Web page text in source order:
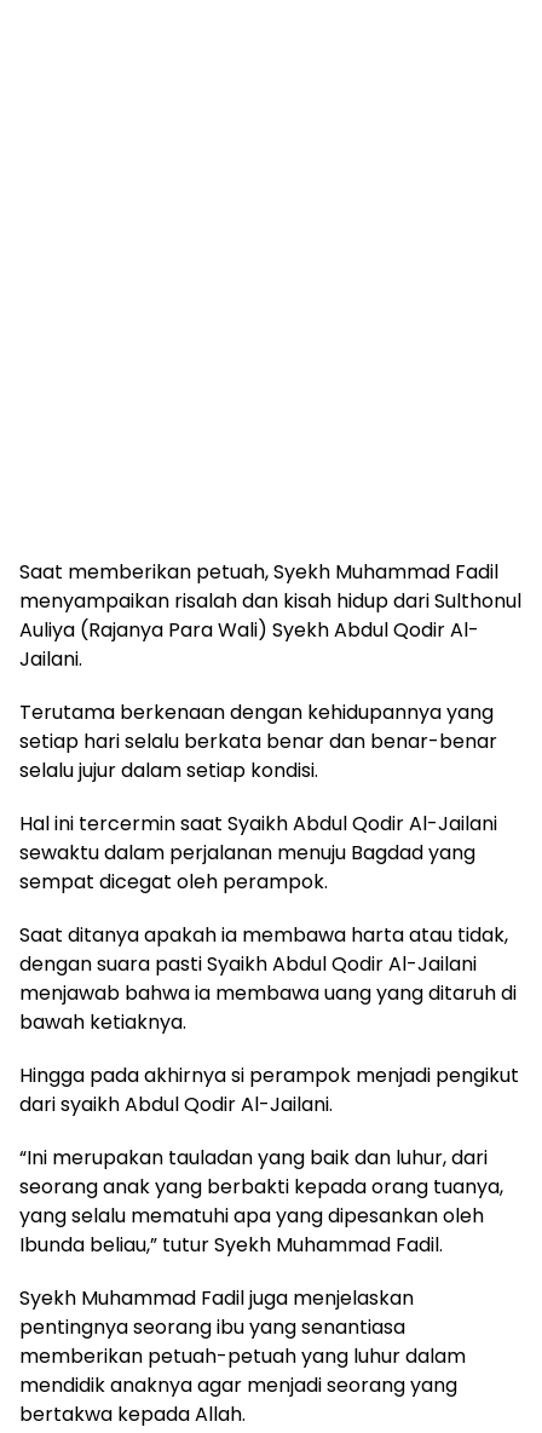
Saat memberikan petuah, Syekh Muhammad Fadil
menyampaikan risalah dan kisah hidup dari Sulthonul
Auliya (Rajanya Para Wali) Syekh Abdul Qodir Al-
Jailani.
Terutama berkenaan dengan kehidupannya yang
setiap hari selalu berkata benar dan benar-benar
selalu jujur dalam setiap kondisi.
Hal ini tercermin saat Syaikh Abdul Qodir Al-Jailani
sewaktu dalam perjalanan menuju Bagdad yang
sempat dicegat oleh perampok.
Saat ditanya apakah ia membawa harta atau tidak,
dengan suara pasti Syaikh Abdul Qodir Al-Jailani
menjawab bahwa ia membawa uang yang ditaruh di
bawah ketiaknya.
Hingga pada akhirnya si perampok menjadi pengikut
dari syaikh Abdul Qodir Al-Jailani.
“Ini merupakan tauladan yang baik dan luhur, dari
seorang anak yang berbakti kepada orang tuanya,
yang selalu mematuhi apa yang dipesankan oleh
Ibunda beliau,” tutur Syekh Muhammad Fadil.
Syekh Muhammad Fadil juga menjelaskan
pentingnya seorang ibu yang senantiasa
memberikan petuah-petuah yang luhur dalam
mendidik anaknya agar menjadi seorang yang
bertakwa kepada Allah.